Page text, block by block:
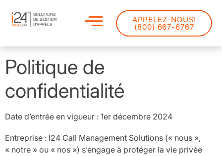
APPELEZ-NOUS!
(800) 667-6767
Politique de
confidentialité
Date d’entrée en vigueur : 1er décembre 2024
Entreprise : I24 Call Management Solutions (« nous »,
« notre » ou « nos ») s’engage à protéger la vie privée